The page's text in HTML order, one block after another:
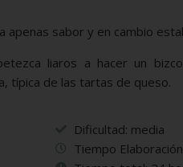
sabor y en cambio
liaros a hacer un
típica de las tartas de queso.
Dificultad: media
Tiempo